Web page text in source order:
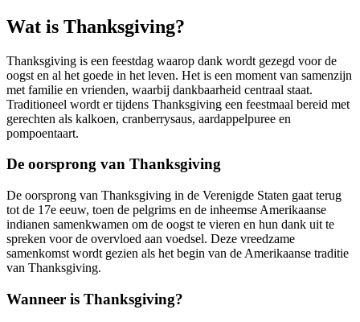
Wat is Thanksgiving?
Thanksgiving is een feestdag waarop dank wordt gezegd voor de
oogst en al het goede in het leven. Het is een moment van samenzijn
met familie en vrienden, waarbij dankbaarheid centraal staat.
Traditioneel wordt er tijdens Thanksgiving een feestmaal bereid met
gerechten als kalkoen, cranberrysaus, aardappelpuree en
pompoentaart.
De oorsprong van Thanksgiving
De oorsprong van Thanksgiving in de Verenigde Staten gaat terug
tot de 17e eeuw, toen de pelgrims en de inheemse Amerikaanse
indianen samenkwamen om de oogst te vieren en hun dank uit te
spreken voor de overvloed aan voedsel. Deze vreedzame
samenkomst wordt gezien als het begin van de Amerikaanse traditie
van Thanksgiving.
Wanneer is Thanksgiving?